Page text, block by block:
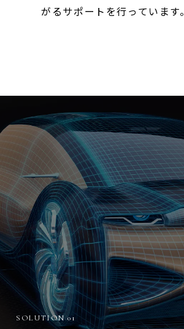
がるサポートを行っています。
SOLUTION 01